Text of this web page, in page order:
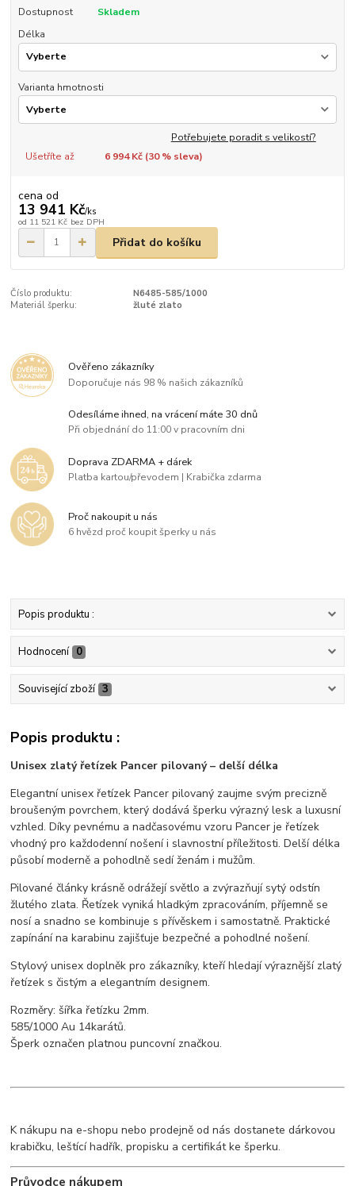
Dostupnost
Skladem
Délka
Varianta hmotnosti
Potřebujete poradit s velikostí?
Ušetříte až
6 994 Kč (30% sleva)
cena od
13 941 Kč/ks
od 11 521 Kč bez DPH
Přidat do košíku
Číslo produktu:
N6485-585/1000
Materiál šperku:
žluté zlato
Ověřeno zákazníky
Doporučuje nás 98 % našich zákazníků
Odesíláme ihned, na vrácení máte 30 dnů
Při objednání do 11:00 v pracovním dni
Doprava ZDARMA + dárek
Platba kartou/převodem | Krabička zdarma
Proč nakoupit u nás
6 hvězd proč koupit šperky u nás
Popis produktu :
Hodnocení 0
Související zboží 3
Popis produktu :
Unisex zlatý řetízek Pancer pilovaný – delší délka
Elegantní unisex řetízek Pancer pilovaný zaujme svým precizně
broušeným povrchem, který dodává šperku výrazný lesk a luxusní
vzhled. Díky pevnému a nadčasovému vzoru Pancer je řetízek
vhodný pro každodenní nošení i slavnostní příležitosti. Delší délka
působí moderně a pohodlně sedí ženám i mužům.
Pilované články krásně odrážejí světlo a zvýrazňují sytý odstín
žlutého zlata. Řetízek vyniká hladkým zpracováním, příjemně se
nosí a snadno se kombinuje s přívěskem i samostatně. Praktické
zapínání na karabinu zajišťuje bezpečné a pohodlné nošení.
Stylový unisex doplněk pro zákazníky, kteří hledají výraznější zlatý
řetízek s čistým a elegantním designem.
Rozměry: šířka řetízku 2mm.
585/1000 Au 14karátů.
Šperk označen platnou puncovní značkou.
K nákupu na e-shopu nebo prodejně od nás dostanete dárkovou
krabičku, leštící hadřík, propisku a certifikát ke šperku.
Průvodce nákupem